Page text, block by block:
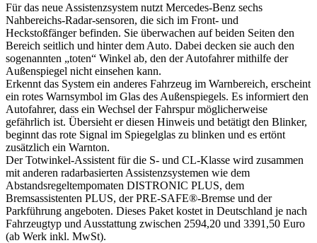
Für das neue Assistenzsystem nutzt Mercedes-Benz sechs
Nahbereichs-Radar-sensoren, die sich im Front- und
Heckstoßfänger befinden. Sie überwachen auf beiden Seiten den
Bereich seitlich und hinter dem Auto. Dabei decken sie auch den
sogenannten „toten“ Winkel ab, den der Autofahrer mithilfe der
Außenspiegel nicht einsehen kann.
Erkennt das System ein anderes Fahrzeug im Warnbereich, erscheint
ein rotes Warnsymbol im Glas des Außenspiegels. Es informiert den
Autofahrer, dass ein Wechsel der Fahrspur möglicherweise
gefährlich ist. Übersieht er diesen Hinweis und betätigt den Blinker,
beginnt das rote Signal im Spiegelglas zu blinken und es ertönt
zusätzlich ein Warnton.
Der Totwinkel-Assistent für die S- und CL-Klasse wird zusammen
mit anderen radarbasierten Assistenzsystemen wie dem
Abstandsregeltempomaten DISTRONIC PLUS, dem
Bremsassistenten PLUS, der PRE-SAFE®-Bremse und der
Parkführung angeboten. Dieses Paket kostet in Deutschland je nach
Fahrzeugtyp und Ausstattung zwischen 2594,20 und 3391,50 Euro
(ab Werk inkl. MwSt).